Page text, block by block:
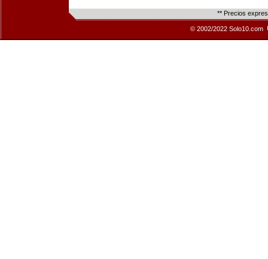
** Precios
© 2002/2022 Solo10.com